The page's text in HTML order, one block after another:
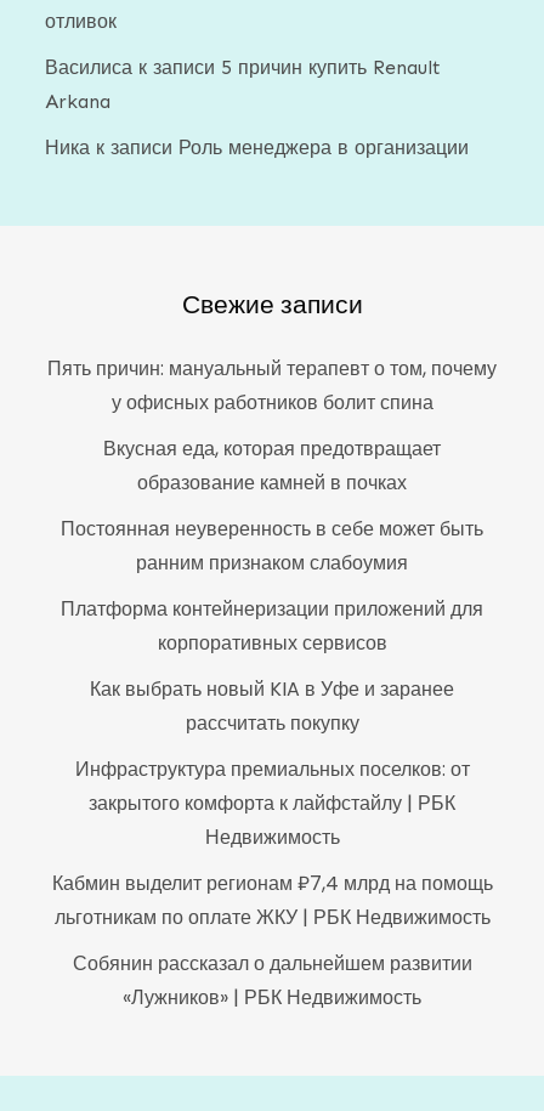
отливок
Василиса к записи 5 причин купить Renault
Arkana
Ника к записи Роль менеджера в организации
Свежие записи
Пять причин: мануальный терапевт о том, почему
у офисных работников болит спина
Вкусная еда, которая предотвращает
образование камней в почках
Постоянная неуверенность в себе может быть
ранним признаком слабоумия
Платформа контейнеризации приложений для
корпоративных сервисов
Как выбрать новый KIA в Уфе и заранее
рассчитать покупку
Инфраструктура премиальных поселков: от
закрытого комфорта к лайфстайлу | РБК
Недвижимость
Кабмин выделит регионам ₽7,4 млрд на помощь
льготникам по оплате ЖКУ | РБК Недвижимость
Собянин рассказал о дальнейшем развитии
«Лужников» | РБК Недвижимость